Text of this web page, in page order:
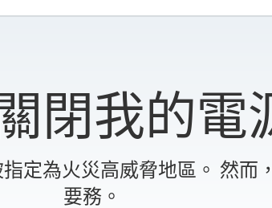
閉我的電
定為火災高威脅地區。 然而
要務。